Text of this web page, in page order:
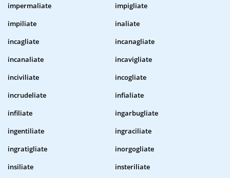
impermaliate
impigliate
impiliate
inaliate
incagliate
incanagliate
incanaliate
incavigliate
inciviliate
incogliate
incrudeliate
infialiate
infiliate
ingarbugliate
ingentiliate
ingraciliate
ingratigliate
inorgogliate
insiliate
insteriliate